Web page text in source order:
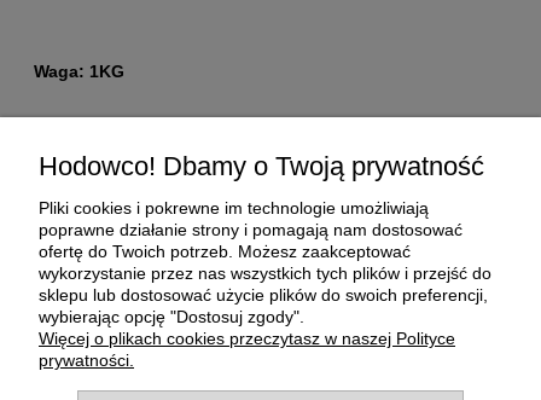
Waga: 1KG
Moje konto
Płatności i dostawa
O nas
Informacje
Hodowco! Dbamy o Twoją prywatność
Pliki cookies i pokrewne im technologie umożliwiają
poprawne działanie strony i pomagają nam dostosować
ofertę do Twoich potrzeb. Możesz zaakceptować
wykorzystanie przez nas wszystkich tych plików i przejść do
sklepu lub dostosować użycie plików do swoich preferencji,
wybierając opcję "Dostosuj zgody".
Więcej o plikach cookies przeczytasz w naszej Polityce
prywatności.